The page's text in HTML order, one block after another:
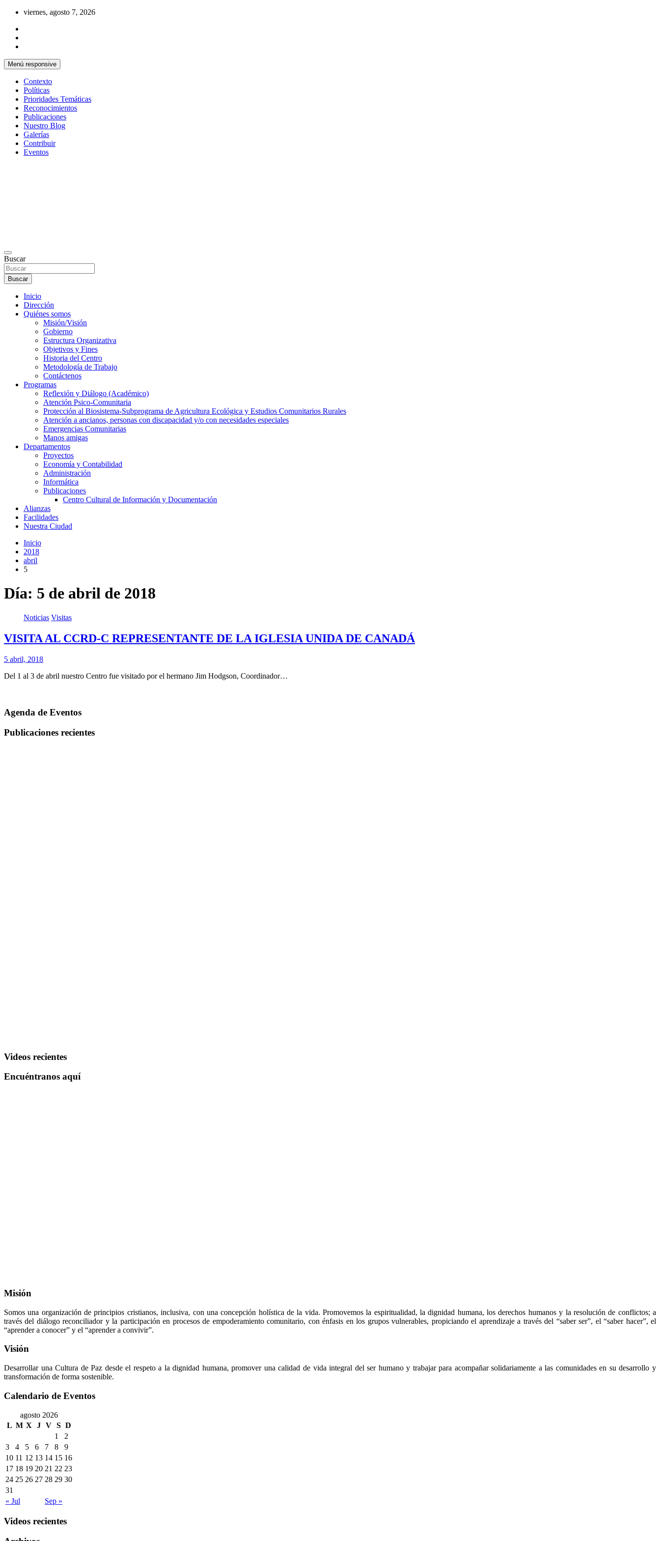
Saltar
contenido
viernes, agosto 7, 2026
Menú responsive
Contexto
Políticas
Prioridades Temáticas
Reconocimientos
Publicaciones
Nuestro Blog
Galerías
Contribuir
Eventos
Buscar
Buscar
Inicio
Dirección
Quiénes somos
Misión/Visión
Gobierno
Estructura Organizativa
Objetivos y Fines
Historia del Centro
Metodología de Trabajo
Contáctenos
Programas
Reflexión y Diálogo (Académico)
Atención Psico-Comunitaria
Protección al Biosistema-Subprograma de Agricultura Ecológica y Estudios Comunitarios Rurales
Atención a ancianos, personas con discapacidad y/o con necesidades especiales
Emergencias Comunitarias
Manos amigas
Departamentos
Proyectos
Economía y Contabilidad
Administración
Informática
Publicaciones
Centro Cultural de Información y Documentación
Alianzas
Facilidades
Nuestra Ciudad
Inicio
2018
abril
5
Día: 5 de abril de 2018
Noticias Visitas
VISITA AL CCRD-C REPRESENTANTE DE LA IGLESIA UNIDA DE CANADÁ
5 abril, 2018
Del 1 al 3 de abril nuestro Centro fue visitado por el hermano Jim Hodgson, Coordinador…
Agenda de Eventos
Publicaciones recientes
Videos recientes
Encuéntranos aquí
Misión
Somos una organización de principios cristianos, inclusiva, con una concepción holística de la vida. Promovemos la espiritualidad, la dignidad humana, los derechos humanos y la resolución de conflictos; a
través del diálogo reconciliador y la participación en procesos de empoderamiento comunitario, con énfasis en los grupos vulnerables, propiciando el aprendizaje a través del “saber ser”, el “saber hacer”, el
“aprender a conocer” y el “aprender a convivir”.
Visión
Desarrollar una Cultura de Paz desde el respeto a la dignidad humana, promover una calidad de vida integral del ser humano y trabajar para acompañar solidariamente a las comunidades en su desarrollo y
transformación de forma sostenible.
Calendario de Eventos
agosto 2026
L M X J V S D
1
2
3
4 5 6 7 8
9
10 11 12 13 14 15 16
17 18 19 20 21 22 23
24 25 26 27 28 29 30
31
« Jul
Sep »
Videos recientes